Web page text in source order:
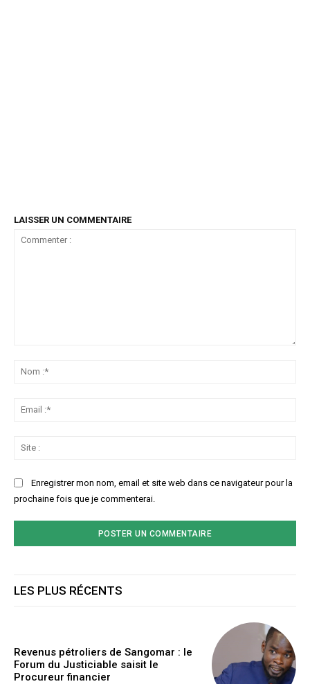
LAISSER UN COMMENTAIRE
Enregistrer mon nom, email et site web dans ce navigateur pour la
prochaine fois que je commenterai.
LES PLUS RÉCENTS
Revenus pétroliers de Sangomar : le
Forum du Justiciable saisit le
Procureur financier